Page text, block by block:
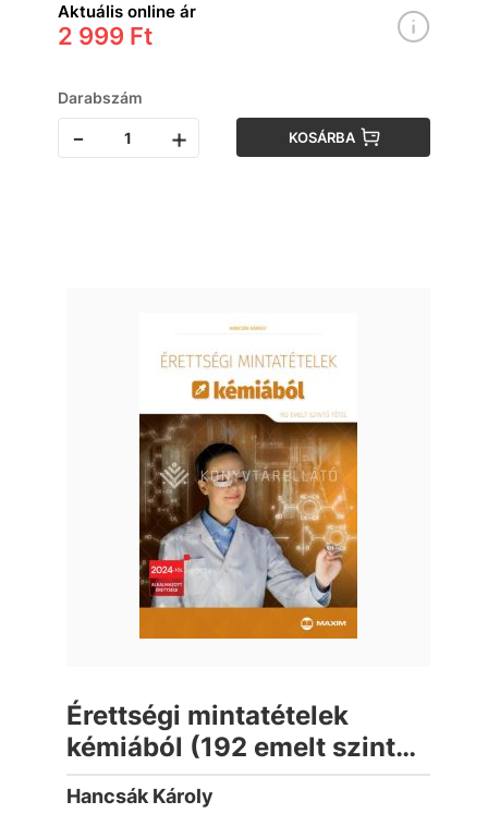
Aktuális online ár
2 999 Ft
Darabszám
- + KOSÁRBA
Érettségi mintatételek
kémiából (192 emelt szintű
tétel) - 2024-től érvényes
Hancsák Károly